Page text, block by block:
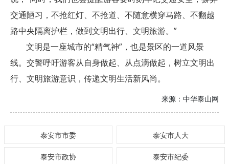
交通陋习，不抢红灯、不抢道、不随意横穿马路、不翻越
路中央隔离护栏，做到文明出行、文明旅游。”
文明是一座城市的“精气神”，也是景区的一道风景
线。交警呼吁游客从自身做起、从点滴做起，树立文明出
行、文明旅游意识，传递文明生活新风尚。
来源： 中华泰山网
泰安市市委 泰安市人大
泰安市政协 泰安市纪委